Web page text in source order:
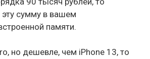
сумму в вашем
памяти.
но дешевле, чем iPhone 13, то